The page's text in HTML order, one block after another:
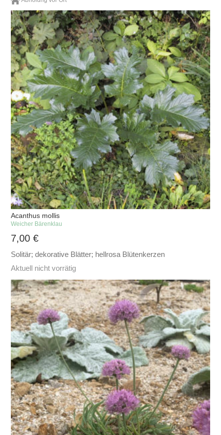
Acanthus mollis
Weicher Bärenklau
7,00€
Solitär; dekorative Blätter; hellrosa Blütenkerzen
Aktuell nicht vorrätig